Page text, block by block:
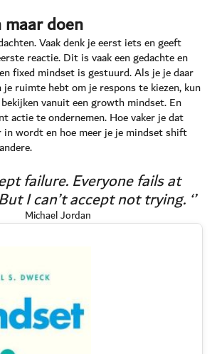
doen
Vaak denk je eerst iets en geeft
reactie. Dit is vaak een gedachte en
fixed mindset is gestuurd. Als je je daar
ruimte hebt om je respons te kiezen, kun
vanuit een growth mindset. En
actie te ondernemen. Hoe vaker je dat
in wordt en hoe meer je je mindset shift
failure. Everyone fails at
I can’t accept not trying. ‘’
Michael Jordan